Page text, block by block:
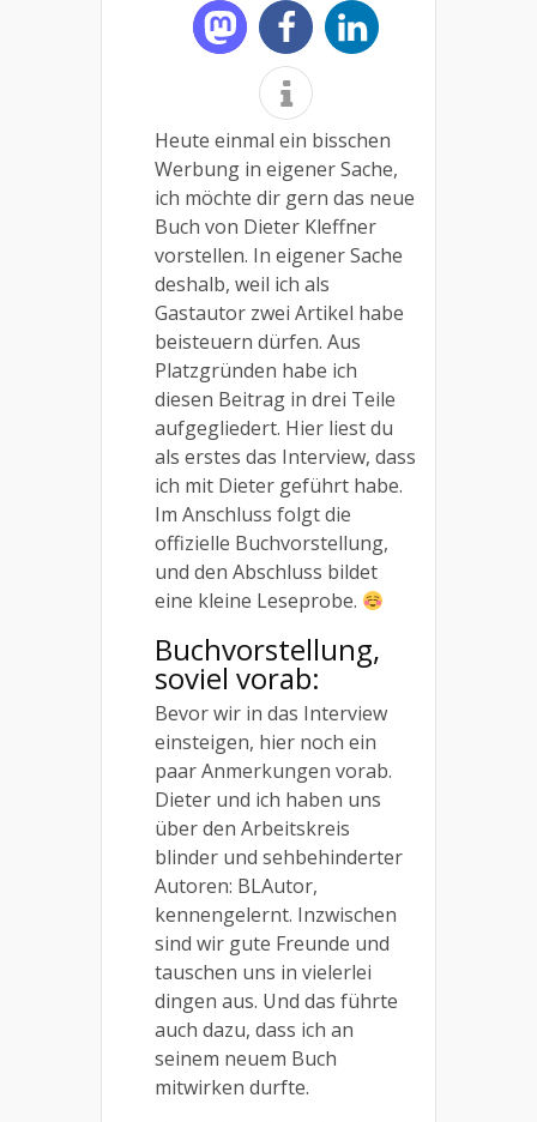
Heute einmal ein bisschen
Werbung in eigener Sache,
ich möchte dir gern das neue
Buch von Dieter Kleffner
vorstellen. In eigener Sache
deshalb, weil ich als
Gastautor zwei Artikel habe
beisteuern dürfen. Aus
Platzgründen habe ich
diesen Beitrag in drei Teile
aufgegliedert. Hier liest du
als erstes das Interview, dass
ich mit Dieter geführt habe.
Im Anschluss folgt die
offizielle Buchvorstellung,
und den Abschluss bildet
eine kleine Leseprobe.
Buchvorstellung,
soviel vorab:
Bevor wir in das Interview
einsteigen, hier noch ein
paar Anmerkungen vorab.
Dieter und ich haben uns
über den Arbeitskreis
blinder und sehbehinderter
Autoren: BLAutor,
kennengelernt. Inzwischen
sind wir gute Freunde und
tauschen uns in vielerlei
dingen aus. Und das führte
auch dazu, dass ich an
seinem neuem Buch
mitwirken durfte.